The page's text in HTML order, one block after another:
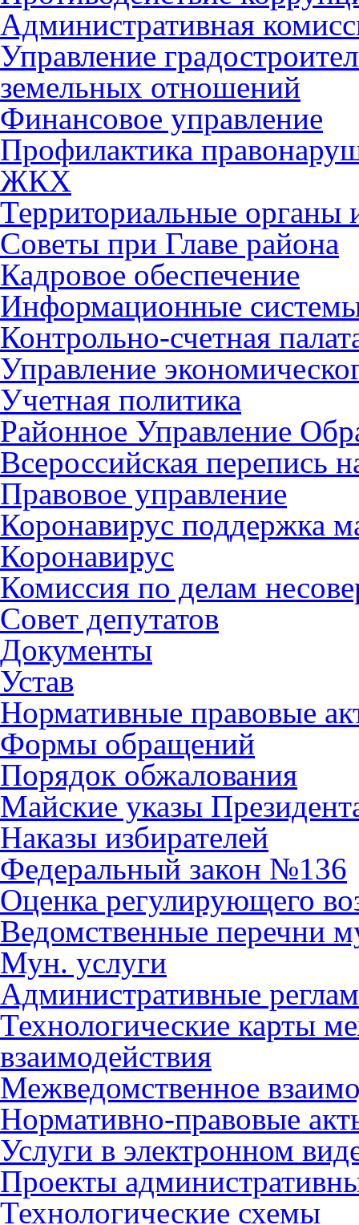
Административная
Управление
земельных отношений
Финансовое управление
Профилактика
ЖКХ
Территориальные органы
Советы при Главе района
Кадровое обеспечение
Информационные
Контрольно-счетная
Управление
Учетная политика
Районное Управление
Всероссийская перепись
Правовое управление
Коронавирус поддержка
Коронавирус
Комиссия по делам
Совет депутатов
Документы
Устав
Нормативные правовые
Формы обращений
Порядок обжалования
Майские указы
Наказы избирателей
Федеральный закон №136
Оценка регулирующего
Ведомственные перечни
Мун. услуги
Административные
Технологические карты
взаимодействия
Межведомственное
Нормативно-правовые
Услуги в электронном
Проекты
Технологические схемы